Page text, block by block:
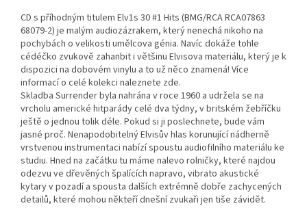
CD s příhodným titulem Elv1s 30 #1 Hits (BMG/RCA RCA07863
68079-2) je malým audiozázrakem, který nenechá nikoho na
pochybách o velikosti umělcova génia. Navíc dokáže tohle
cédéčko zvukově zahanbit i většinu Elvisova materiálu, který je k
dispozici na dobovém vinylu a to už něco znamená! Více
informací o celé kolekci naleznete zde.
Skladba Surrender byla nahrána v roce 1960 a udržela se na
vrcholu americké hitparády celé dva týdny, v britském žebříčku
ještě o jednou tolik déle. Pokud si ji poslechnete, bude vám
jasné proč. Nenapodobitelný Elvisův hlas korunující nádherně
vrstvenou instrumentaci nabízí spoustu audiofilního materiálu ke
studiu. Hned na začátku tu máme nalevo rolničky, které najdou
odezvu ve dřevěných špalících napravo, vibrato akustické
kytary v pozadí a spousta dalších extrémně dobře zachycených
detailů, které mohou někteří dnešní zvukaři jen tiše závidět.